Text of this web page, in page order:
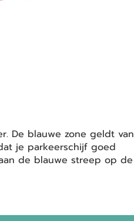
De blauwe zone geldt van
je parkeerschijf goed
de blauwe streep op de